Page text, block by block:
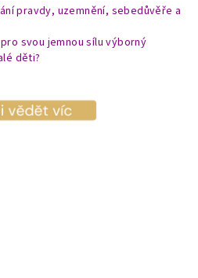
pravdy, uzemnění, sebedůvěře a
svou jemnou sílu výborný
děti?